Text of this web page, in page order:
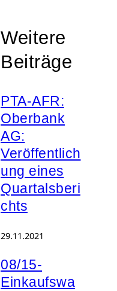
Weitere
Beiträge
PTA-AFR:
Oberbank
AG:
Veröffentlich
ung eines
Quartalsberi
chts
29.11.2021
08/15-
Einkaufswa